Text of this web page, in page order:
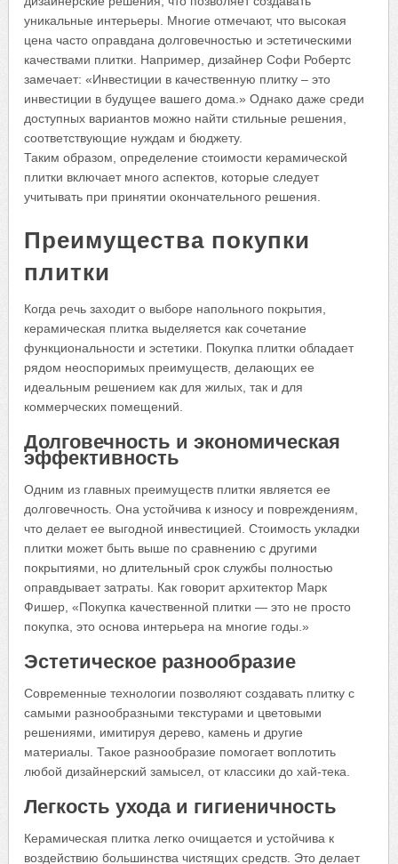
уникальные интерьеры. Многие отмечают, что высокая
цена часто оправдана долговечностью и эстетическими
качествами плитки. Например, дизайнер Софи Робертс
замечает: «Инвестиции в качественную плитку – это
инвестиции в будущее вашего дома.» Однако даже среди
доступных вариантов можно найти стильные решения,
соответствующие нуждам и бюджету.
Таким образом, определение стоимости керамической
плитки включает много аспектов, которые следует
учитывать при принятии окончательного решения.
Преимущества покупки
плитки
Когда речь заходит о выборе напольного покрытия,
керамическая плитка выделяется как сочетание
функциональности и эстетики. Покупка плитки обладает
рядом неоспоримых преимуществ, делающих ее
идеальным решением как для жилых, так и для
коммерческих помещений.
Долговечность и экономическая
эффективность
Одним из главных преимуществ плитки является ее
долговечность. Она устойчива к износу и повреждениям,
что делает ее выгодной инвестицией. Стоимость укладки
плитки может быть выше по сравнению с другими
покрытиями, но длительный срок службы полностью
оправдывает затраты. Как говорит архитектор Марк
Фишер, «Покупка качественной плитки — это не просто
покупка, это основа интерьера на многие годы.»
Эстетическое разнообразие
Современные технологии позволяют создавать плитку с
самыми разнообразными текстурами и цветовыми
решениями, имитируя дерево, камень и другие
материалы. Такое разнообразие помогает воплотить
любой дизайнерский замысел, от классики до хай-тека.
Легкость ухода и гигиеничность
Керамическая плитка легко очищается и устойчива к
воздействию большинства чистящих средств. Это делает